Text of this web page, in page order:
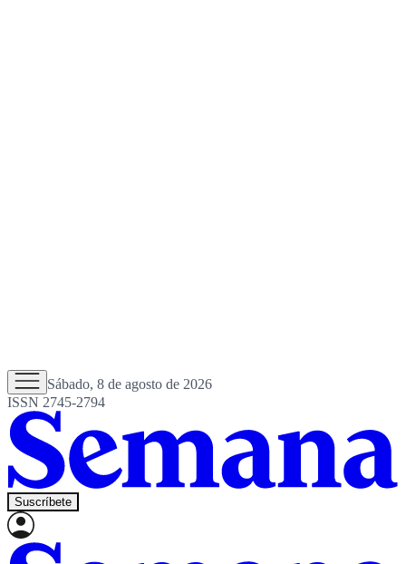
Sábado, 8 de agosto de 2026
ISSN 2745-2794
Suscríbete